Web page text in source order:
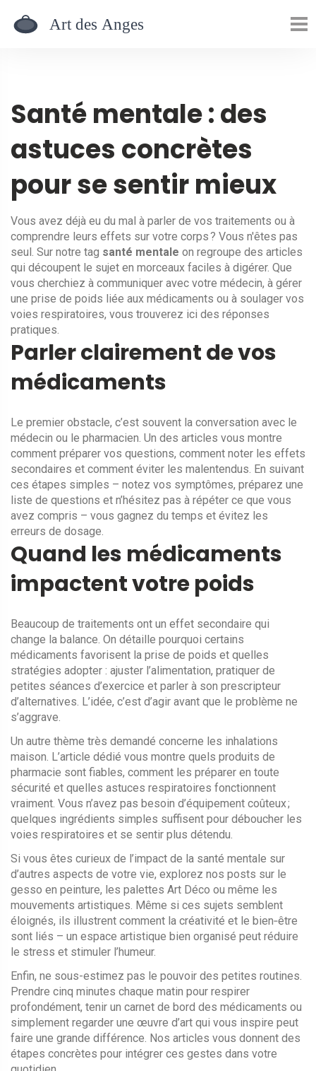
Santé mentale : des
astuces concrètes
pour se sentir mieux
Vous avez déjà eu du mal à parler de vos traitements ou à
comprendre leurs effets sur votre corps ? Vous n'êtes pas
seul. Sur notre tag santé mentale on regroupe des articles
qui découpent le sujet en morceaux faciles à digérer. Que
vous cherchiez à communiquer avec votre médecin, à gérer
une prise de poids liée aux médicaments ou à soulager vos
voies respiratoires, vous trouverez ici des réponses
pratiques.
Parler clairement de vos
médicaments
Le premier obstacle, c’est souvent la conversation avec le
médecin ou le pharmacien. Un des articles vous montre
comment préparer vos questions, comment noter les effets
secondaires et comment éviter les malentendus. En suivant
ces étapes simples – notez vos symptômes, préparez une
liste de questions et n’hésitez pas à répéter ce que vous
avez compris – vous gagnez du temps et évitez les
erreurs de dosage.
Quand les médicaments
impactent votre poids
Beaucoup de traitements ont un effet secondaire qui
change la balance. On détaille pourquoi certains
médicaments favorisent la prise de poids et quelles
stratégies adopter : ajuster l’alimentation, pratiquer de
petites séances d’exercice et parler à son prescripteur
d’alternatives. L’idée, c’est d’agir avant que le problème ne
s’aggrave.
Un autre thème très demandé concerne les inhalations
maison. L’article dédié vous montre quels produits de
pharmacie sont fiables, comment les préparer en toute
sécurité et quelles astuces respiratoires fonctionnent
vraiment. Vous n’avez pas besoin d’équipement coûteux ;
quelques ingrédients simples suffisent pour déboucher les
voies respiratoires et se sentir plus détendu.
Si vous êtes curieux de l’impact de la santé mentale sur
d’autres aspects de votre vie, explorez nos posts sur le
gesso en peinture, les palettes Art Déco ou même les
mouvements artistiques. Même si ces sujets semblent
éloignés, ils illustrent comment la créativité et le bien‑être
sont liés – un espace artistique bien organisé peut réduire
le stress et stimuler l’humeur.
Enfin, ne sous-estimez pas le pouvoir des petites routines.
Prendre cinq minutes chaque matin pour respirer
profondément, tenir un carnet de bord des médicaments ou
simplement regarder une œuvre d’art qui vous inspire peut
faire une grande différence. Nos articles vous donnent des
étapes concrètes pour intégrer ces gestes dans votre